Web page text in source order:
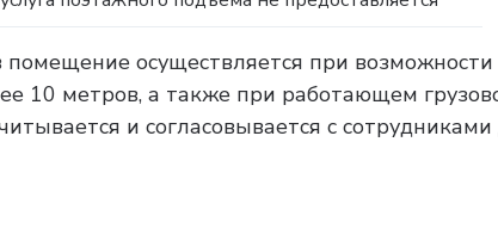
помещение осуществляется при
10 метров, а также при работающем
и согласовывается с